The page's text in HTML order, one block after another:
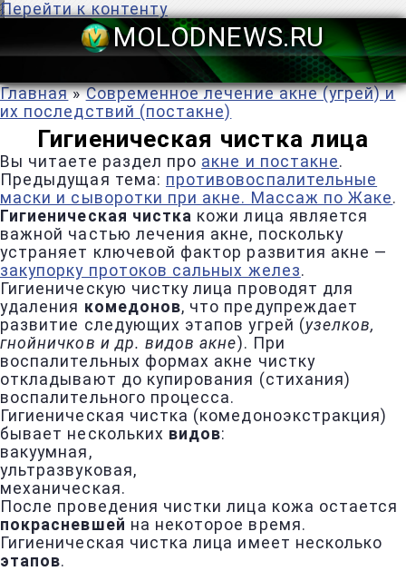
Перейти к контенту
Главная » Современное лечение акне (угрей) и
их последствий (постакне)
Гигиеническая чистка лица
Вы читаете раздел про акне и постакне.
Предыдущая тема: противовоспалительные
маски и сыворотки при акне. Массаж по Жаке.
Гигиеническая чистка кожи лица является
важной частью лечения акне, поскольку
устраняет ключевой фактор развития акне —
закупорку протоков сальных желез.
Гигиеническую чистку лица проводят для
удаления комедонов, что предупреждает
развитие следующих этапов угрей (узелков,
гнойничков и др. видов акне). При
воспалительных формах акне чистку
откладывают до купирования (стихания)
воспалительного процесса.
Гигиеническая чистка (комедоноэкстракция)
бывает нескольких видов:
вакуумная,
ультразвуковая,
механическая.
После проведения чистки лица кожа остается
покрасневшей на некоторое время.
Гигиеническая чистка лица имеет несколько
этапов.